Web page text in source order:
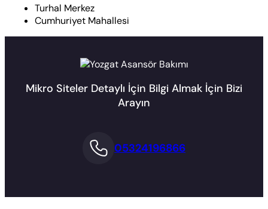
Turhal Merkez
Cumhuriyet Mahallesi
Mikro Siteler Detaylı İçin Bilgi Almak İçin Bizi
Arayın
05324196866